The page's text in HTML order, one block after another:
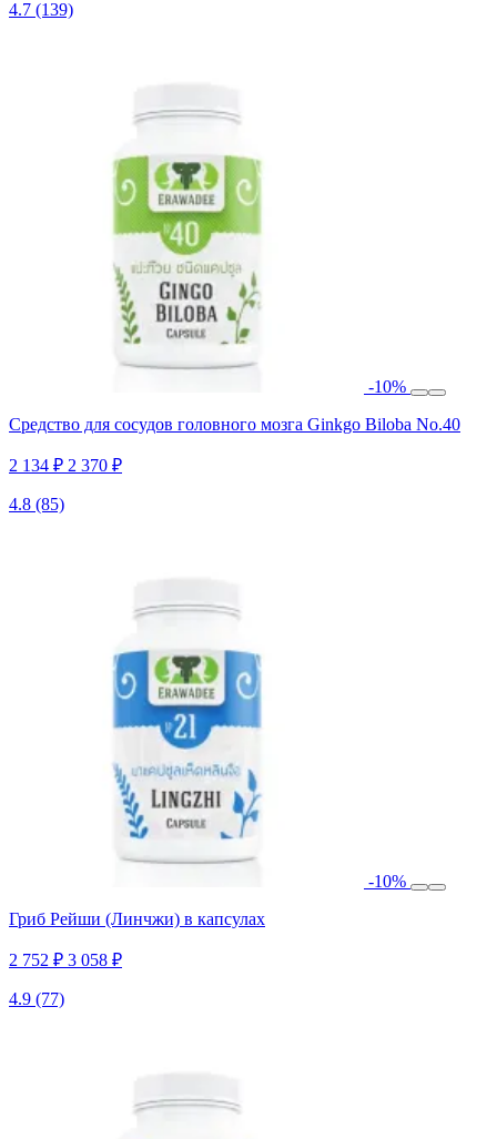
4.7 (139)
-10%
Средство для сосудов головного мозга Ginkgo Biloba No.40
2 134 ₽ 2 370 ₽
4.8 (85)
-10%
Гриб Рейши (Линчжи) в капсулах
2 752 ₽ 3 058 ₽
4.9 (77)